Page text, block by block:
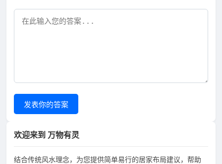
发表你的答案
欢迎来到 万物有灵
结合传统风水理念，为您提供简单易行的居家布局建议，帮助